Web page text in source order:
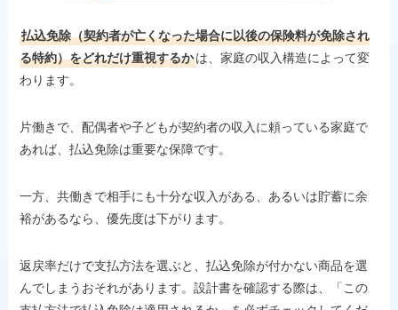
払込免除（契約者が亡くなった場合に以後の保険料が免除され
る特約）をどれだけ重視するかは、家庭の収入構造によって変
わります。
片働きで、配偶者や子どもが契約者の収入に頼っている家庭で
あれば、払込免除は重要な保障です。
一方、共働きで相手にも十分な収入がある、あるいは貯蓄に余
裕があるなら、優先度は下がります。
返戻率だけで支払方法を選ぶと、払込免除が付かない商品を選
んでしまうおそれがあります。設計書を確認する際は、「この